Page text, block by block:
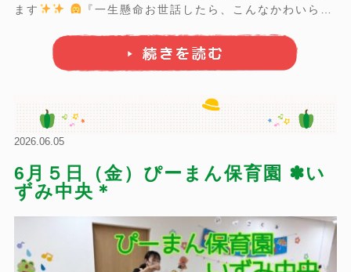
ます
『一生懸命お世話したら、こんなかわいらし
お外に出てみんなで種を植えます
て種はそーっと入れて… ...
2026.06.05
6月５日（金）ぴーまん保育園 ✽い
ずみ中央＊